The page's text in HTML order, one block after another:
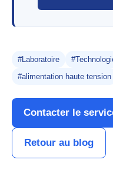
#Laboratoire
#alimentation haute tension
Contacter le
Retour au blog